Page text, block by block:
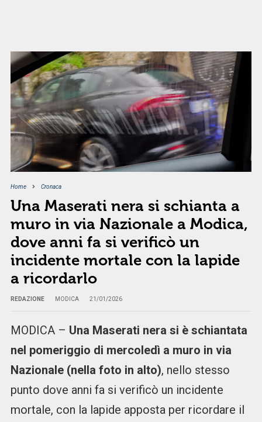
Home Cronaca
Una Maserati nera si schianta a
muro in via Nazionale a Modica,
dove anni fa si verificò un
incidente mortale con la lapide
a ricordarlo
REDAZIONE MODICA 21/01/2026
MODICA – Una Maserati nera si è schiantata
nel pomeriggio di mercoledì a muro in via
Nazionale (nella foto in alto), nello stesso
punto dove anni fa si verificò un incidente
mortale, con la lapide apposta per ricordare il